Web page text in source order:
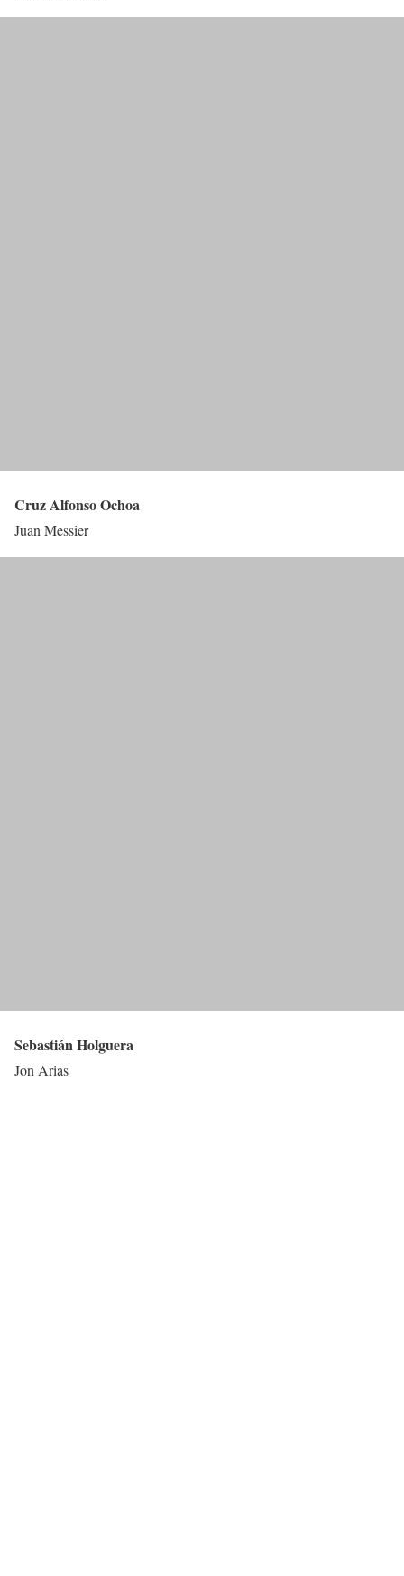
Cruz Alfonso Ochoa
Juan Messier
Sebastián Holguera
Jon Arias